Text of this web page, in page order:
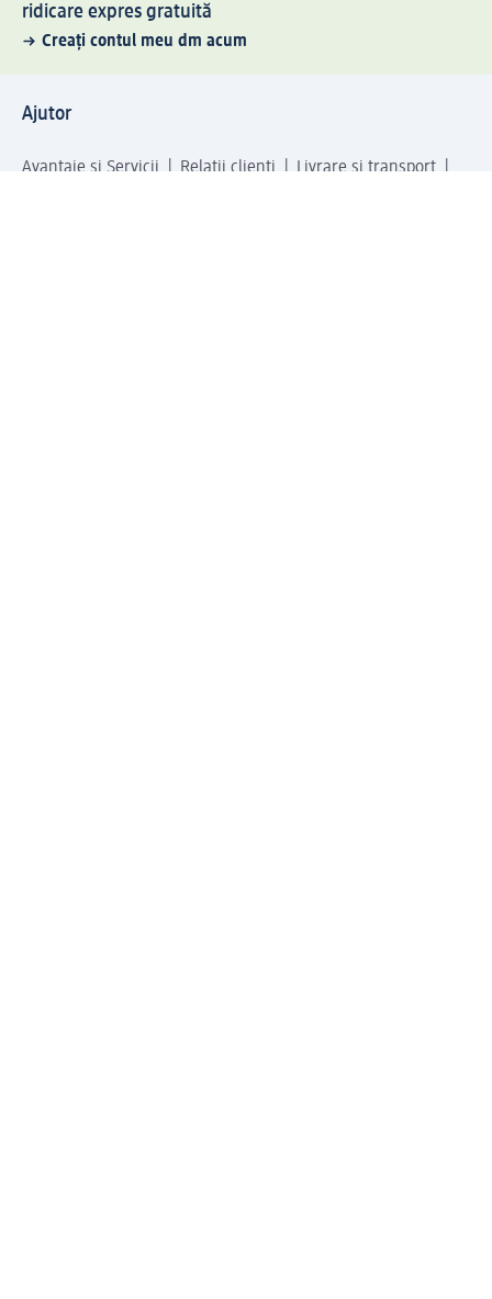
ridicare expres gratuită
Creați contul meu dm acum
Ajutor
Avantaje și Servicii Relații clienți
Livrare și transport